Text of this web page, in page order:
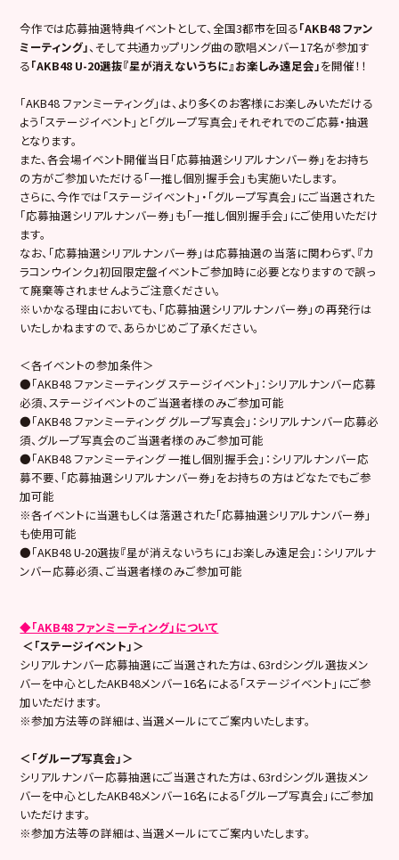
今作では応募抽選特典イベントとして、全国3都市を回る「AKB48 ファン
ミーティング」、そして共通カップリング曲の歌唱メンバー17名が参加す
る「AKB48 U-20選抜『星が消えないうちに』お楽しみ遠足会」を開催！！
「AKB48 ファンミーティング」は、より多くのお客様にお楽しみいただける
よう「ステージイベント」と「グループ写真会」それぞれでのご応募・抽選
となります。
また、各会場イベント開催当日「応募抽選シリアルナンバー券」をお持ち
の方がご参加いただける「一推し個別握手会」も実施いたします。
さらに、今作では「ステージイベント」・「グループ写真会」にご当選された
「応募抽選シリアルナンバー券」も「一推し個別握手会」にご使用いただけ
ます。
なお、「応募抽選シリアルナンバー券」は応募抽選の当落に関わらず、『カ
ラコンウインク』初回限定盤イベントご参加時に必要となりますので誤っ
て廃棄等されませんようご注意ください。
※いかなる理由においても、「応募抽選シリアルナンバー券」の再発行は
いたしかねますので、あらかじめご了承ください。
＜各イベントの参加条件＞
●「AKB48 ファンミーティング ステージイベント」：シリアルナンバー応募
必須、ステージイベントのご当選者様のみご参加可能
●「AKB48 ファンミーティング グループ写真会」：シリアルナンバー応募必
須、グループ写真会のご当選者様のみご参加可能
●「AKB48 ファンミーティング 一推し個別握手会」：シリアルナンバー応
募不要、「応募抽選シリアルナンバー券」をお持ちの方はどなたでもご参
加可能
※各イベントに当選もしくは落選された「応募抽選シリアルナンバー券」
も使用可能
●「AKB48 U-20選抜『星が消えないうちに』お楽しみ遠足会」：シリアルナ
ンバー応募必須、ご当選者様のみご参加可能
◆「AKB48 ファンミーティング」について
＜「ステージイベント」＞
シリアルナンバー応募抽選にご当選された方は、63rdシングル選抜メン
バーを中心としたAKB48メンバー16名による「ステージイベント」にご参
加いただけます。
※参加方法等の詳細は、当選メールにてご案内いたします。
＜「グループ写真会」＞
シリアルナンバー応募抽選にご当選された方は、63rdシングル選抜メン
バーを中心としたAKB48メンバー16名による「グループ写真会」にご参加
いただけます。
※参加方法等の詳細は、当選メールにてご案内いたします。